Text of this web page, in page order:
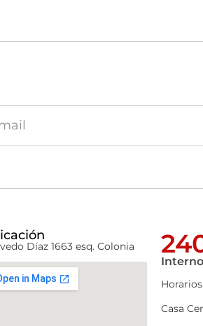
Díaz 1663 esq. Colonia
Horarios
Casa